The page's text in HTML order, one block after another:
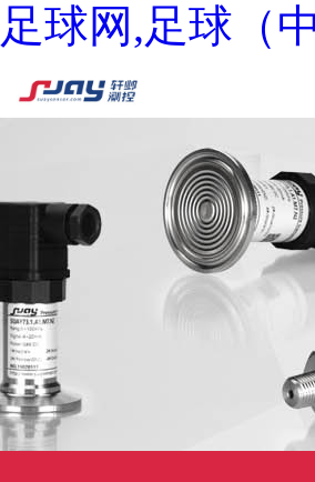
足球网,足球（中